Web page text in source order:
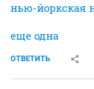
нью-йоркская
еще одна
ОТВЕТИТЬ